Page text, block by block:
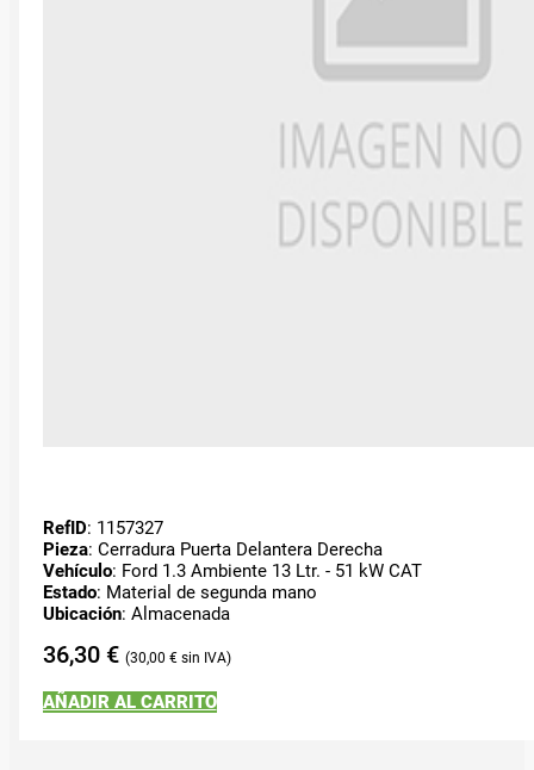
RefID: 1157327
Pieza: Cerradura Puerta Delantera Derecha
Vehículo: Ford 1.3 Ambiente 13 Ltr. - 51 kW CAT
Estado: Material de segunda mano
Ubicación: Almacenada
36,30 € 30,00 €
AÑADIR AL CARRITO